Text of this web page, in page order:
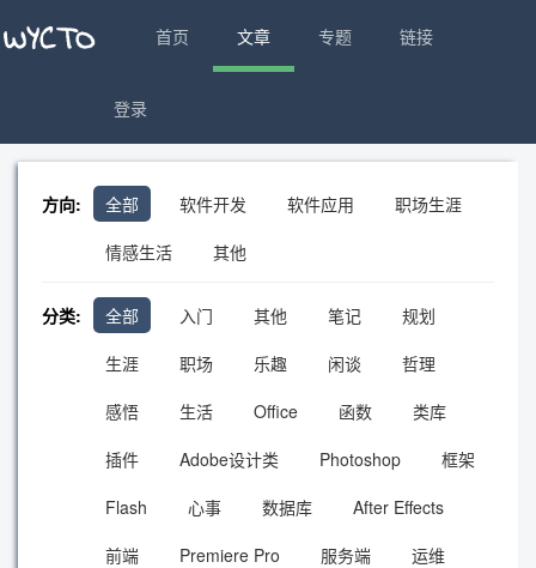
首页 文章 专题 链接
登录
方向: 全部 软件开发 软件应用
职场生涯
情感生活
其他
分类: 全部 入门 其他 笔记
规划
生涯
职场 乐趣 闲谈
哲理
感悟
生活 Office 函数
类库
插件
Adobe设计类 Photoshop
框架
Flash
心事 数据库
After Effects
前端
Premiere Pro 服务端
运维